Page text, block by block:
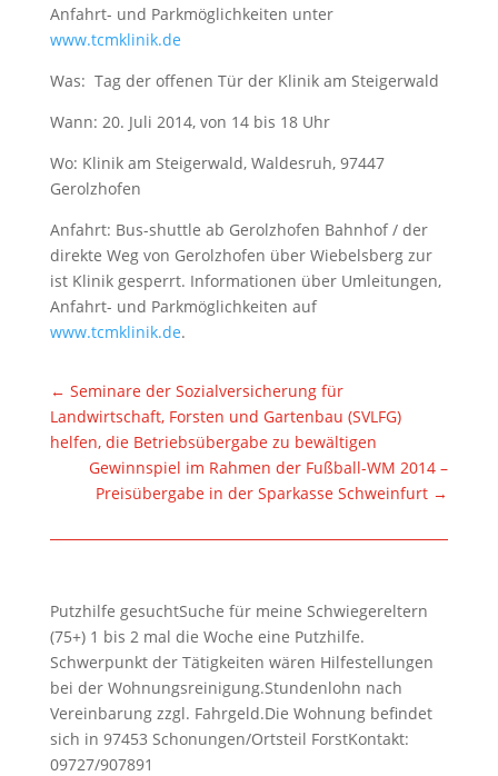
Anfahrt- und Parkmöglichkeiten unter
www.tcmklinik.de
Was: Tag der offenen Tür der Klinik am Steigerwald
Wann: 20. Juli 2014, von 14 bis 18 Uhr
Wo: Klinik am Steigerwald, Waldesruh, 97447
Gerolzhofen
Anfahrt: Bus-shuttle ab Gerolzhofen Bahnhof / der
direkte Weg von Gerolzhofen über Wiebelsberg zur
ist Klinik gesperrt. Informationen über Umleitungen,
Anfahrt- und Parkmöglichkeiten auf
www.tcmklinik.de.
← Seminare der Sozialversicherung für
Landwirtschaft, Forsten und Gartenbau (SVLFG)
helfen, die Betriebsübergabe zu bewältigen
Gewinnspiel im Rahmen der Fußball-WM 2014 –
Preisübergabe in der Sparkasse Schweinfurt →
Putzhilfe gesuchtSuche für meine Schwiegereltern
(75+) 1 bis 2 mal die Woche eine Putzhilfe.
Schwerpunkt der Tätigkeiten wären Hilfestellungen
bei der Wohnungsreinigung.Stundenlohn nach
Vereinbarung zzgl. Fahrgeld.Die Wohnung befindet
sich in 97453 Schonungen/Ortsteil ForstKontakt:
09727/907891